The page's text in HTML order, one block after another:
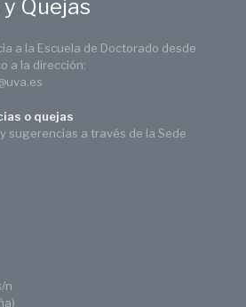
Quejas
a la Escuela de Doctorado desde
a la dirección:
o quejas
sugerencias a través de la Sede
n